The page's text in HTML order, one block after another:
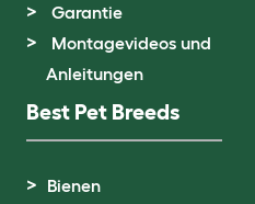
Garantie
Montagevideos und
Anleitungen
Best Pet Breeds
Bienen